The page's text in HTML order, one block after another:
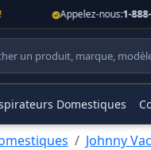
Appelez-nous:1-888-
Domestiques
Johnny Vac